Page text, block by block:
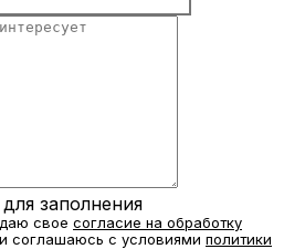
заполнения
свое согласие на обработку
и соглашаюсь с условиями политики